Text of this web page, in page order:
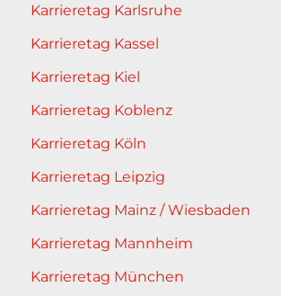
Karrieretag Karlsruhe
Karrieretag Kassel
Karrieretag Kiel
Karrieretag Koblenz
Karrieretag Köln
Karrieretag Leipzig
Karrieretag Mainz / Wiesbaden
Karrieretag Mannheim
Karrieretag München